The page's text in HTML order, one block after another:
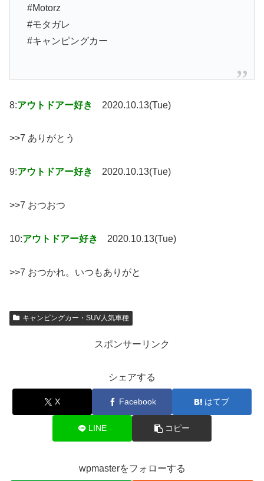
#Motorz
#モタガレ
#キャンピングカー
8:アウトドアー好き 2020.10.13(Tue)
>>7 ありがとう
9:アウトドアー好き 2020.10.13(Tue)
>>7 おつおつ
10:アウトドアー好き 2020.10.13(Tue)
>>7 おつかれ。いつもありがと
キャンピングカー・SUV人気車種
スポンサーリンク
シェアする
X Facebook はてブ
LINE コピー
wpmasterをフォローする